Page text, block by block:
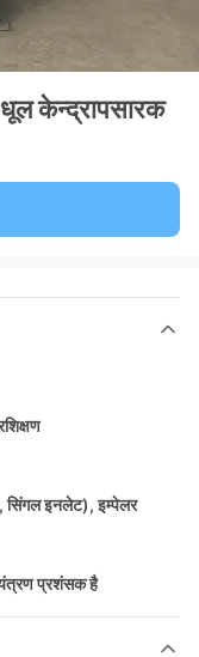
केन्द्रापसारक
इनलेट), इम्पेलर
प्रशंसक है